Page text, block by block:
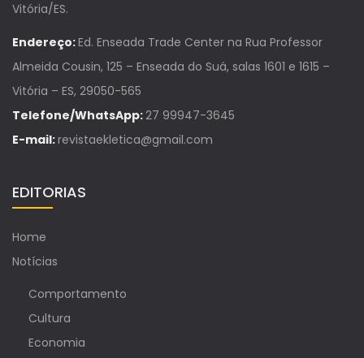
Vitória/ES.
Endereço:Ed. Enseada Trade Center na Rua Professor
Almeida Cousin, 125 – Enseada do Suá, salas 1601 e 1615 –
Vitória – ES, 29050-565
Telefone/WhatsApp:27 99947-3645
E-mail:revistaekletica@gmail.com
EDITORIAS
Home
Notícias
Comportamento
Cultura
Economia